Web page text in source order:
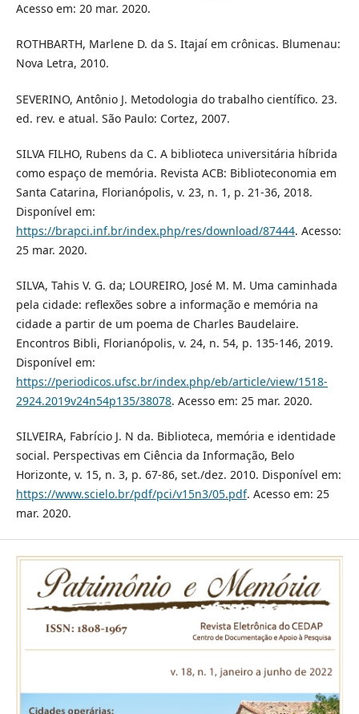
Acesso em: 20 mar. 2020.
ROTHBARTH, Marlene D. da S. Itajaí em crônicas. Blumenau:
Nova Letra, 2010.
SEVERINO, Antônio J. Metodologia do trabalho científico. 23.
ed. rev. e atual. São Paulo: Cortez, 2007.
SILVA FILHO, Rubens da C. A biblioteca universitária híbrida
como espaço de memória. Revista ACB: Biblioteconomia em
Santa Catarina, Florianópolis, v. 23, n. 1, p. 21-36, 2018.
Disponível em:
https://brapci.inf.br/index.php/res/download/87444. Acesso:
25 mar. 2020.
SILVA, Tahis V. G. da; LOUREIRO, José M. M. Uma caminhada
pela cidade: reflexões sobre a informação e memória na
cidade a partir de um poema de Charles Baudelaire.
Encontros Bibli, Florianópolis, v. 24, n. 54, p. 135-146, 2019.
Disponível em:
https://periodicos.ufsc.br/index.php/eb/article/view/1518-
2924.2019v24n54p135/38078. Acesso em: 25 mar. 2020.
SILVEIRA, Fabrício J. N da. Biblioteca, memória e identidade
social. Perspectivas em Ciência da Informação, Belo
Horizonte, v. 15, n. 3, p. 67-86, set./dez. 2010. Disponível em:
https://www.scielo.br/pdf/pci/v15n3/05.pdf. Acesso em: 25
mar. 2020.